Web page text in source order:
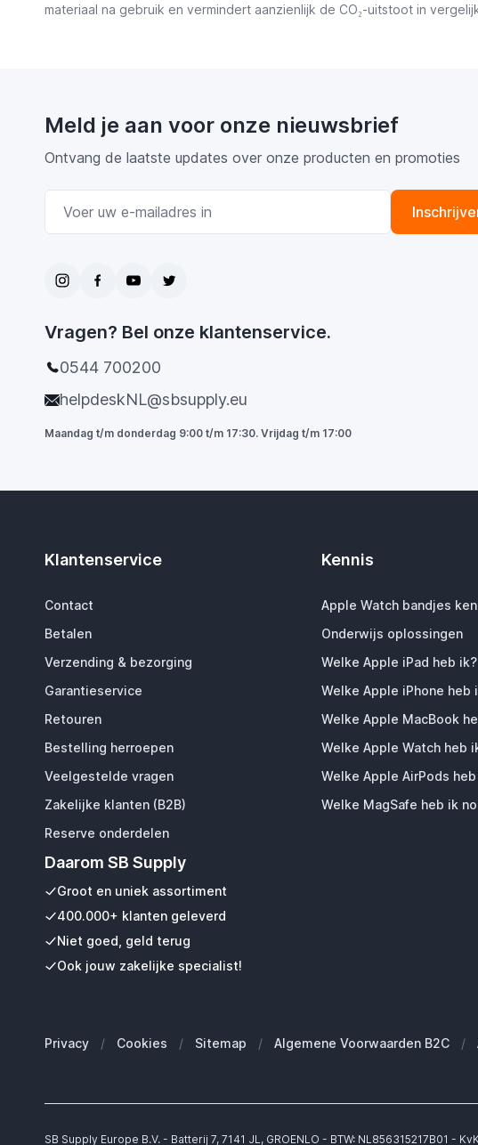
materiaal na gebruik en vermindert aanzienlijk de CO₂-uitstoot in
Meld je aan voor onze nieuwsbrief
Ontvang de laatste updates over onze producten en promoties
Vragen? Bel onze klantenservice.
0544 700200
helpdeskNL@sbsupply.eu
Maandag t/m donderdag 9:00 t/m 17:30. Vrijdag t/m 17:00
Klantenservice
Contact
Betalen
Verzending & bezorging
Garantieservice
Retouren
Bestelling herroepen
Veelgestelde vragen
Zakelijke klanten (B2B)
Reserve onderdelen
Daarom SB Supply
Groot en uniek assortiment
400.000+ klanten geleverd
Niet goed, geld terug
Ook jouw zakelijke specialist!
Kennis
Apple Watch bandjes
Onderwijs oplossingen
Welke Apple iPad heb ik?
Welke Apple iPhone heb
Welke Apple MacBook
Welke Apple Watch heb
Welke Apple AirPods
Welke MagSafe heb ik
Privacy / Cookies / Sitemap / Algemene Voorwaarden B2C /
SB Supply Europe B.V. - Batterij 7, 7141 JL, GROENLO - BTW: NL856315217B01 -